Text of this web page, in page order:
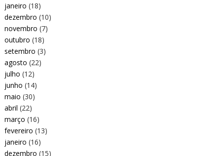
janeiro (18)
dezembro (10)
novembro (7)
outubro (18)
setembro (3)
agosto (22)
julho (12)
junho (14)
maio (30)
abril (22)
março (16)
fevereiro (13)
janeiro (16)
dezembro (15)